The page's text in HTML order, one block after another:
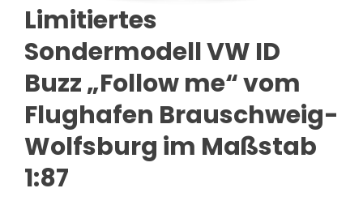
Limitiertes
Sondermodell VW ID
Buzz „Follow me“ vom
Flughafen Brauschweig-
Wolfsburg im Maßstab
1:87